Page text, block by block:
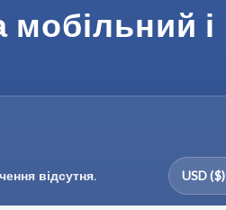
і
відсутня. USD ($)